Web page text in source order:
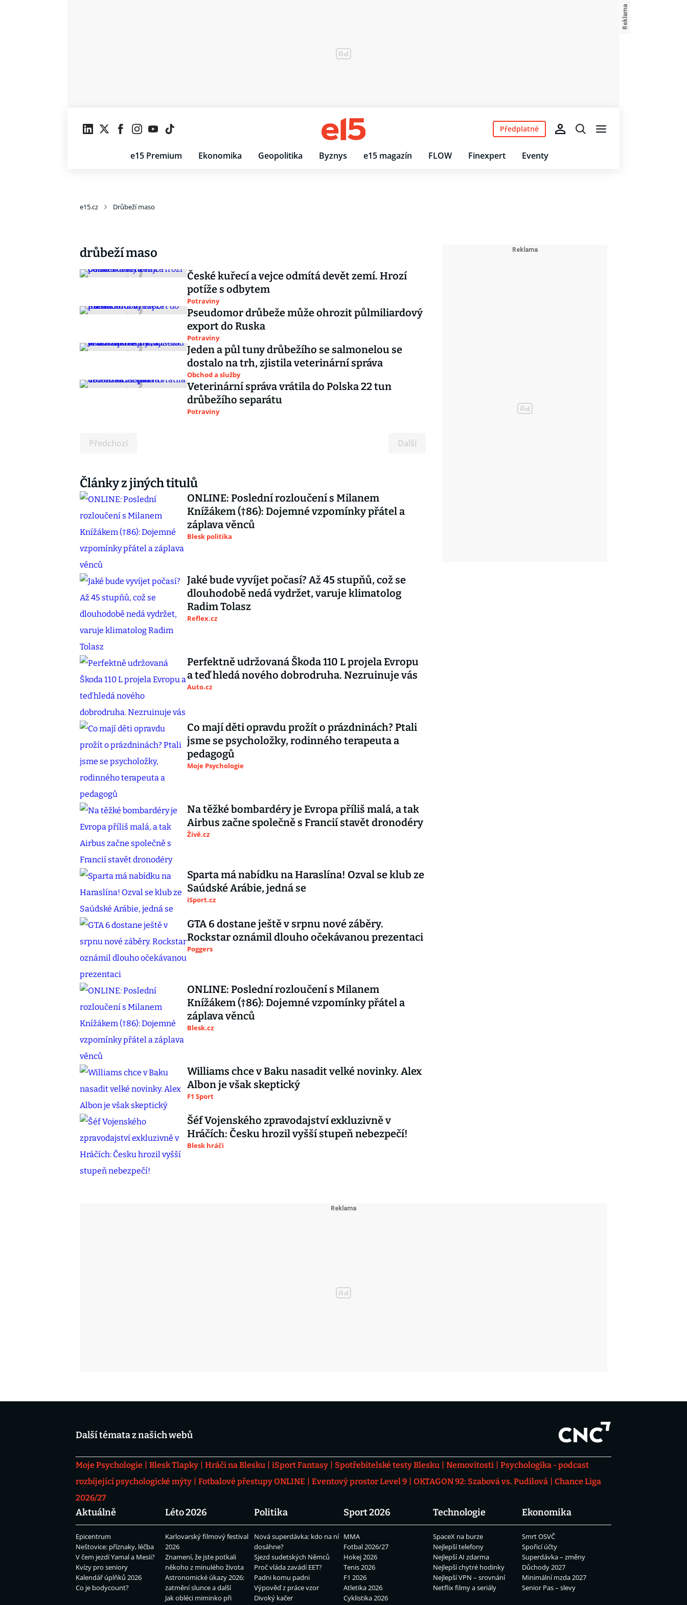
e15 Premium Ekonomika Geopolitika Byznys e15 magazín FLOW Finexpert Eventy
Předplatné
e15.cz Drůbeží maso
drůbeží maso
České kuřecí a vejce odmítá devět zemí. Hrozí
potíže s odbytem
Potraviny
Pseudomor drůbeže může ohrozit půlmiliardový
export do Ruska
Potraviny
Jeden a půl tuny drůbežího se salmonelou se
dostalo na trh, zjistila veterinární správa
Obchod a služby
Veterinární správa vrátila do Polska 22 tun
drůbežího separátu
Potraviny
Předchozí Další
Články z jiných titulů
ONLINE: Poslední rozloučení s Milanem
Knížákem (†86): Dojemné vzpomínky přátel a
záplava věnců
Blesk politika
Jaké bude vyvíjet počasí? Až 45 stupňů, což se
dlouhodobě nedá vydržet, varuje klimatolog
Radim Tolasz
Reflex.cz
Perfektně udržovaná Škoda 110 L projela Evropu
a teď hledá nového dobrodruha. Nezruinuje vás
Auto.cz
Co mají děti opravdu prožít o prázdninách? Ptali
jsme se psycholožky, rodinného terapeuta a
pedagogů
Moje Psychologie
Na těžké bombardéry je Evropa příliš malá, a tak
Airbus začne společně s Francií stavět dronodéry
Živě.cz
Sparta má nabídku na Haraslína! Ozval se klub ze
Saúdské Arábie, jedná se
iSport.cz
GTA 6 dostane ještě v srpnu nové záběry.
Rockstar oznámil dlouho očekávanou prezentaci
Poggers
ONLINE: Poslední rozloučení s Milanem
Knížákem (†86): Dojemné vzpomínky přátel a
záplava věnců
Blesk.cz
Williams chce v Baku nasadit velké novinky. Alex
Albon je však skeptický
F1 Sport
Šéf Vojenského zpravodajství exkluzivně v
Hráčích: Česku hrozil vyšší stupeň nebezpečí!
Blesk hráči
Další témata z našich webů
Moje Psychologie Blesk Tlapky Hráči na Blesku iSport Fantasy Spotřebitelské testy Blesku Nemovitosti
Psychologika - podcast
rozbíjející psychologické mýty
Fotbalové přestupy ONLINE Eventový prostor Level 9 OKTAGON 92: Szabová vs. Pudilová
Chance Liga
2026/27
Aktuálně
Epicentrum
Neštovice: příznaky, léčba
V čem jezdí Yamal a Mesii?
Kvízy pro seniory
Kalendář úplňků 2026
Co je bodycount?
Léto 2026
Karlovarský filmový festival
2026
Znamení, že jste potkali
někoho z minulého života
Astronomické úkazy 2026:
zatmění slunce a další
Jak obléci miminko při
Politika
Nová superdávka: kdo na ní
dosáhne?
Sjezd sudetských Němců
Proč vláda zavádí EET?
Padni komu padni
Výpověď z práce vzor
Divoký kačer
Sport 2026
MMA
Fotbal 2026/27
Hokej 2026
Tenis 2026
F1 2026
Atletika 2026
Cyklistika 2026
Technologie
SpaceX na burze
Nejlepší telefony
Nejlepší AI zdarma
Nejlepší chytré hodinky
Nejlepší VPN – srovnání
Netflix filmy a seriály
Ekonomika
Smrt OSVČ
Spořicí účty
Superdávka – změny
Důchody 2027
Minimální mzda 2027
Senior Pas – slevy